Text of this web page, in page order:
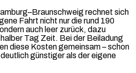
rechnet sich
Fahrt nicht nur die rund 190
auch leer zurück, dazu
Tag Zeit. Bei der Beiladung
diese Kosten gemeinsam – schon
günstiger als der eigene